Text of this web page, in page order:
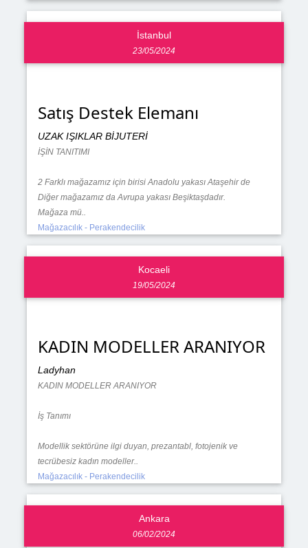
İstanbul
23/05/2024
Satış Destek Elemanı
UZAK IŞIKLAR BİJUTERİ
İŞİN TANITIMI
2 Farklı mağazamız için birisi Anadolu yakası Ataşehir de
Diğer mağazamız da Avrupa yakası Beşiktaşdadır.
Mağaza mü..
Mağazacılık - Perakendecilik
Kocaeli
19/05/2024
KADIN MODELLER ARANIYOR
Ladyhan
KADIN MODELLER ARANIYOR
İş Tanımı
Modellik sektörüne ilgi duyan, prezantabl, fotojenik ve
tecrübesiz kadın modeller..
Mağazacılık - Perakendecilik
Ankara
06/02/2024